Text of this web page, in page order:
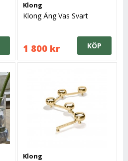
Klong
Klong Äng Vas Svart
1 800 kr KÖP
Klong